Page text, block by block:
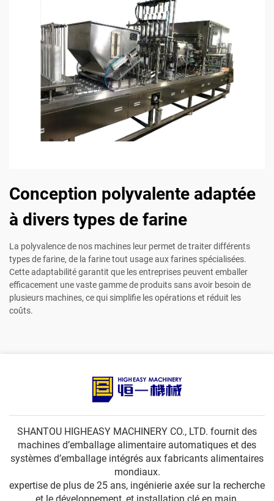
Conception polyvalente adaptée
à divers types de farine
La polyvalence de nos machines leur permet de traiter différents
types de farine, de la farine tout usage aux farines spécialisées.
Cette adaptabilité garantit que les entreprises peuvent emballer
efficacement une vaste gamme de produits sans avoir besoin de
plusieurs machines, ce qui simplifie les opérations et réduit les
coûts.
SHANTOU HIGHEASY MACHINERY CO., LTD. fournit des
machines d’emballage alimentaire automatiques et des
systèmes d’emballage intégrés aux fabricants alimentaires
mondiaux.
expertise de plus de 25 ans, ingénierie axée sur la recherche